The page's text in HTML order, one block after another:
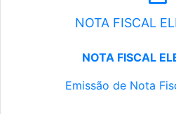
NOTA FISCAL
NOTA FISCAL
Emissão de Nota